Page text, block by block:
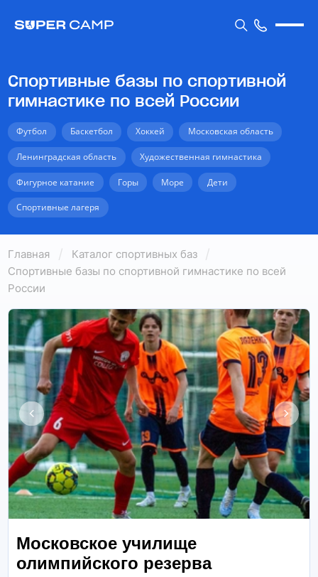
Спортивные базы по спортивной
гимнастике по всей России
Футбол Баскетбол Хоккей Московская область
Ленинградская область Художественная гимнастика
Фигурное катание Горы Море Дети
Спортивные лагеря
Главная
Каталог спортивных баз
Спортивные базы по спортивной гимнастике по всей
России
Московское училище
олимпийского резерва